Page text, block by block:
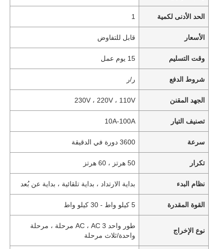
الحد الأدنى لكمية 1
الأسعار قابل للتفاوض
وقت التسليم 15 يوم عمل
شروط الدفع ر/ر
الجهد المقنن 230V ، 220V ، 110V
تصنيف التيار 10A-100A
سرعة 3600 دورة في الدقيقة
تكرار 50 هرتز ، 60 هرتز
نظام البدء بداية الارتداد ، بداية تلقائية ، بداية عن بُعد
القوة المقدرة 5 كيلو واط - 30 كيلو واط
نوع الإخراج
طور واحد AC ، AC 3 مرحلة ، مرحلة
واحدة/ثلاث مرحلة